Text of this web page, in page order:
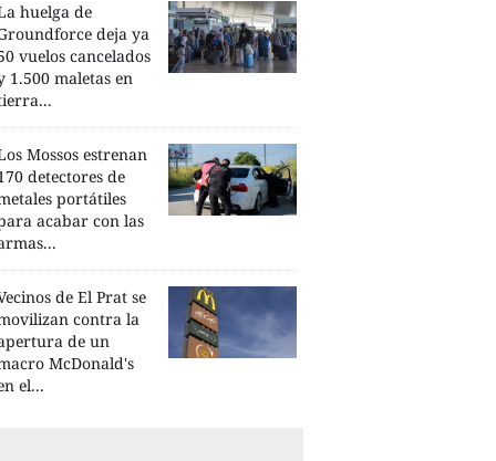
huelga de
deja ya
vuelos cancelados
1.500 maletas en
Mossos estrenan
detectores de
portátiles
acabar con las
de El Prat se
contra la
de un
McDonald's
el...